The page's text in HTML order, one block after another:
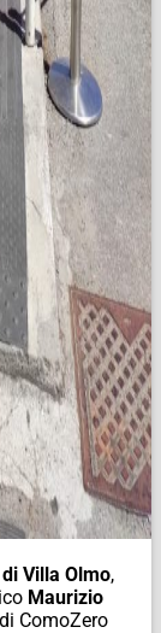
Villa Olmo,
Maurizio
ComoZero